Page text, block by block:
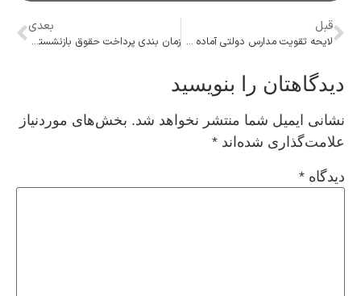
قبل
لایحه تقویت مدارس دولتی آماده شده است
بعدی
زمان بندی پرداخت حقوق بازنشستگان تامین اجتماعی در شهریورماه اعلام شد+ جدول
دیدگاهتان را بنویسید
نشانی ایمیل شما منتشر نخواهد شد. بخش‌های موردنیاز
علامت‌گذاری شده‌اند *
دیدگاه *